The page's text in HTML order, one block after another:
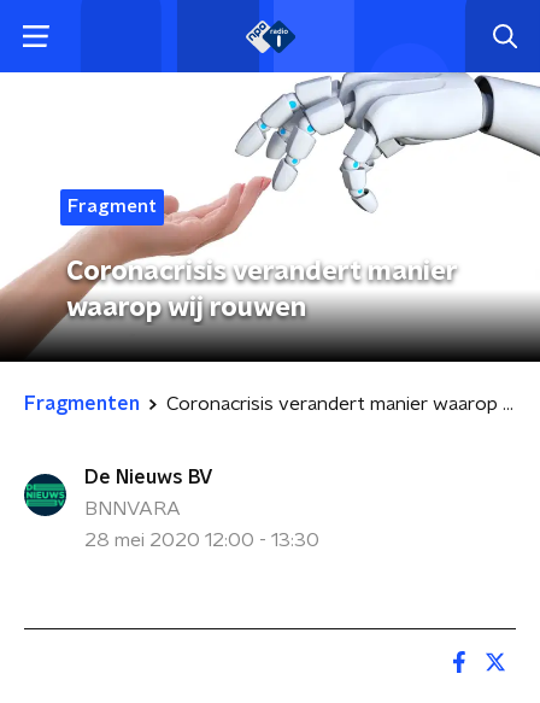
Fragment
Coronacrisis verandert manier
waarop wij rouwen
Fragmenten Coronacrisis verandert manier waarop wij rouwen
De Nieuws BV
BNNVARA
28 mei 2020 12:00 - 13:30